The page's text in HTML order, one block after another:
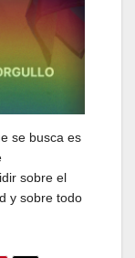
se busca es
sobre el
y sobre todo